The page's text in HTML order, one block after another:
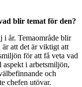
blir temat för den?
i år. Temaområde blir
att det är viktigt att
för att få veta vad
i arbetsmiljön,
och
chefen utövar.